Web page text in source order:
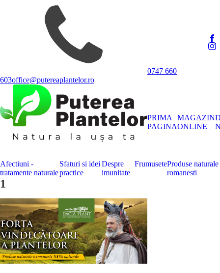
0747 660
603office@putereaplantelor.ro
PRIMA
PAGINA
MAGAZIN
ONLINE
Afectiuni -
tratamente naturale
Sfaturi si idei
practice
Despre
imunitate
FrumuseteProduse naturale
romanesti
1